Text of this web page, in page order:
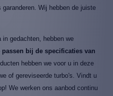
Wij hebben de juiste
gedachten, hebben we
bij de specificaties van
hebben we voor u in deze
of gereviseerde turbo's. Vindt u
We werken ons aanbod continu